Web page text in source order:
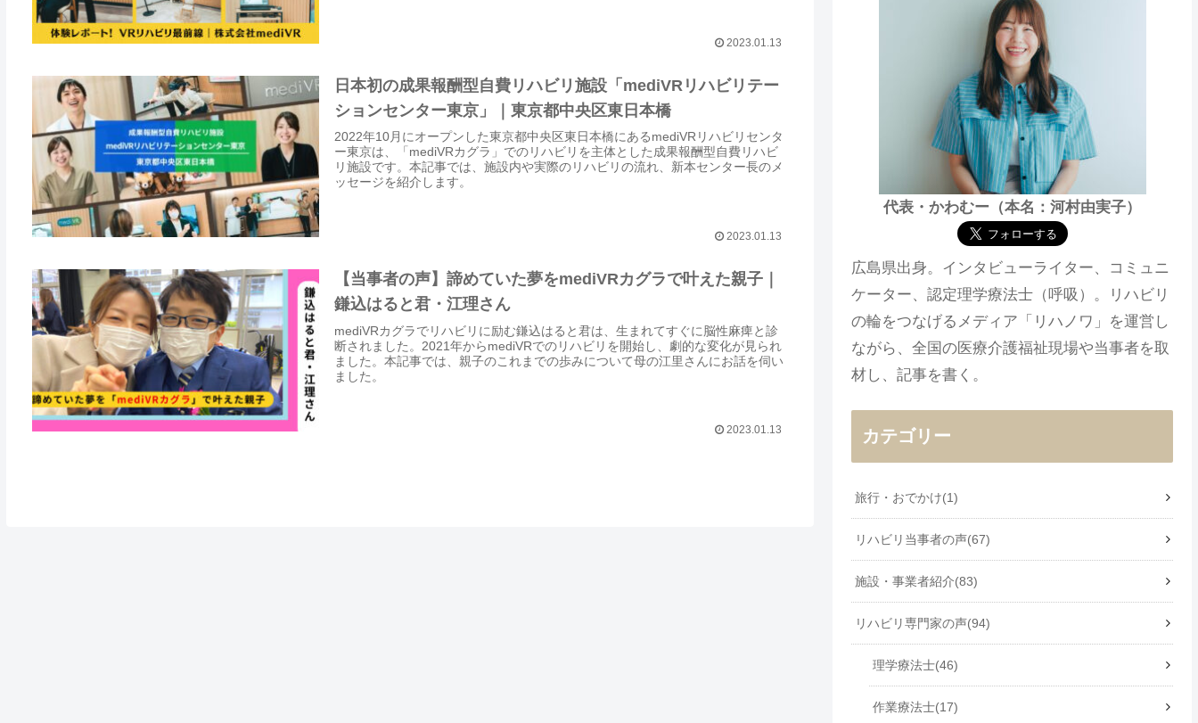
2023.01.13
日本初の成果報酬型自費リハビリ施設「mediVRリハビリテー
ションセンター東京」｜東京都中央区東日本橋
2022年10月にオープンした東京都中央区東日本橋にあるmediVRリハビリセンタ
ー東京は、「mediVRカグラ」でのリハビリを主体とした成果報酬型自費リハビ
リ施設です。本記事では、施設内や実際のリハビリの流れ、新本センター長のメ
ッセージを紹介します。
2023.01.13
【当事者の声】諦めていた夢をmediVRカグラで叶えた親子｜
鎌込はると君・江理さん
mediVRカグラでリハビリに励む鎌込はると君は、生まれてすぐに脳性麻痺と診
断されました。2021年からmediVRでのリハビリを開始し、劇的な変化が見られ
ました。本記事では、親子のこれまでの歩みについて母の江里さんにお話を伺い
ました。
2023.01.13
代表・かわむー（本名：河村由実子）
広島県出身。インタビューライター、コミュニ
ケーター、認定理学療法士（呼吸）。リハビリ
の輪をつなげるメディア「リハノワ」を運営し
ながら、全国の医療介護福祉現場や当事者を取
材し、記事を書く。
カテゴリー
旅行・おでかけ 1
リハビリ当事者の声 67
施設・事業者紹介 83
リハビリ専門家の声 94
理学療法士 46
作業療法士 17